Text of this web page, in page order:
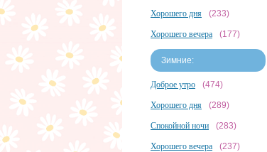
Хорошего дня (233)
Хорошего вечера (177)
Зимние:
Доброе утро (474)
Хорошего дня (289)
Спокойной ночи (283)
Хорошего вечера (237)